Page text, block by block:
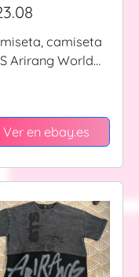
camiseta
Arirang World
Ver en ebay.es